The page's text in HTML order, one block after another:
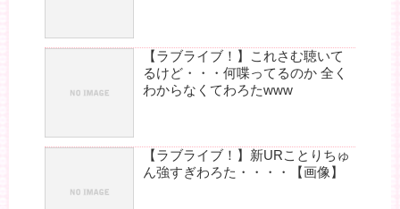
【ラブライブ！】これさむ聴いて
るけど・・・何喋ってるのか 全く
わからなくてわろたwww
【ラブライブ！】新URことりちゅ
ん強すぎわろた・・・・【画像】